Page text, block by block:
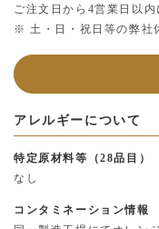
ご注文日から4営業日以
※ 土・日・祝日等の弊社
アレルギーについて
特定原材料等（28品目）
なし
コンタミネーション情報